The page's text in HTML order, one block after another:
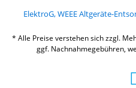
ElektroG, WEEE Altgeräte-
* Alle Preise verstehen sich zzgl.
ggf. Nachnahmegebühren,